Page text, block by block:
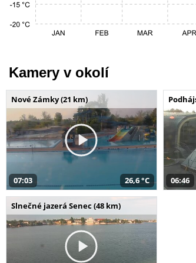
Kamery v okolí
Nové Zámky (21 km)
07:03 26,6 °C 06:46
Slnečné jazerá Senec (48 km)